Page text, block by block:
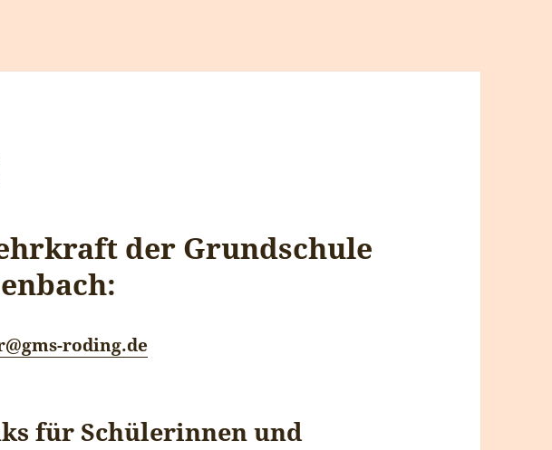
der Grundschule
roding.de
für Schülerinnen und